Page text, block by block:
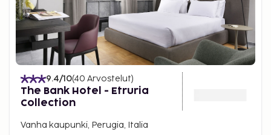
9.4/10(40 Arvostelut)
The Bank Hotel - Etruria
Collection
Vanha kaupunki, Perugia, Italia